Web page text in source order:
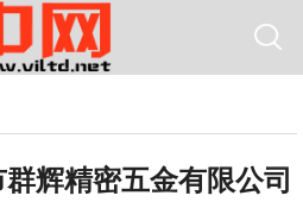
辉精密五金有限公司